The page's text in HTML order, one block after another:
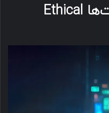
چالش‌ها و محدودیت‌ها Ethical